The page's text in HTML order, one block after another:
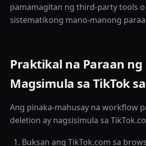
pamamagitan ng third-party tools o
sistematikong mano-manong
Praktikal na Paraan ng
Magsimula sa TikTok sa
Ang pinaka-mahusay na workflow
deletion ay nagsisimula sa
Buksan ang TikTok.com sa